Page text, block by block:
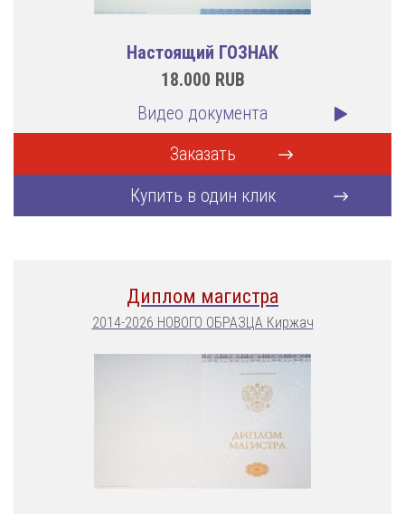
Настоящий ГОЗНАК
18.000 RUB
Видео документа
Заказать
Купить в один клик
Диплом магистра
2014-2026 НОВОГО ОБРАЗЦА Киржач